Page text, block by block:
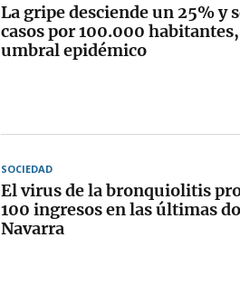
La gripe desciende un 25% y
casos por 100.000
umbral epidémico
SOCIEDAD
El virus de la bronquiolitis
100 ingresos en las últimas
Navarra